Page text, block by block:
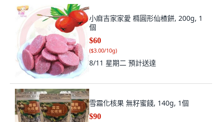
小麻吉家家愛 橢圓形仙楂餅, 200g, 1
個
$60
($3.00/10g)
8/11 星期二 預計送達
雪霜化核果 無籽蜜餞, 140g, 1個
$90